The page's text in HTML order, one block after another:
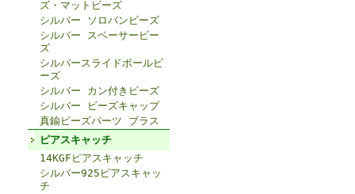
ズ・マットビーズ
シルバー ソロバンビーズ
シルバー スペーサービー
ズ
シルバースライドボールビ
ーズ
シルバー カン付きビーズ
シルバー ビーズキャップ
真鍮ビーズパーツ ブラス
ピアスキャッチ
14KGFピアスキャッチ
シルバー925ピアスキャッ
チ